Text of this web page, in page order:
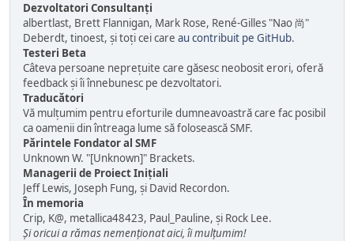
Dezvoltatori Consultanți
albertlast, Brett Flannigan, Mark Rose, René-Gilles "Nao 尚"
Deberdt, tinoest, și toți cei care au contribuit pe GitHub.
Testeri Beta
Câteva persoane neprețuite care găsesc neobosit erori, oferă
feedback și îi înnebunesc pe dezvoltatori.
Traducători
Vă mulțumim pentru eforturile dumneavoastră care fac posibil
ca oamenii din întreaga lume să folosească SMF.
Părintele Fondator al SMF
Unknown W. "[Unknown]" Brackets.
Managerii de Proiect Iniţiali
Jeff Lewis, Joseph Fung, și David Recordon.
În memoria
Crip, K@, metallica48423, Paul_Pauline, și Rock Lee.
Și oricui a rămas nemenționat aici, îi mulțumim!